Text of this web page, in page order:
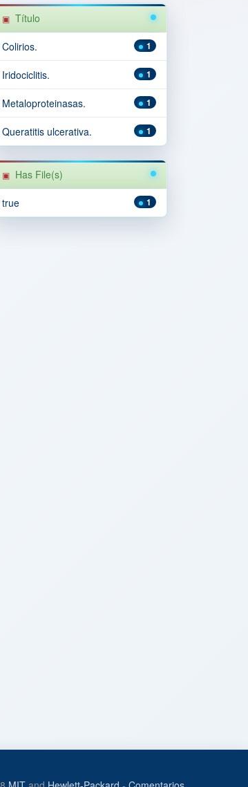
Título
1
Colirios.
1
Iridociclitis.
1
Metaloproteinasas.
1
Queratitis ulcerativa.
Has File(s)
1
true